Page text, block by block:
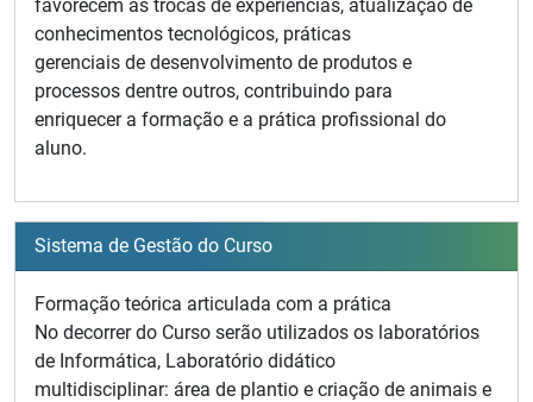
favorecem as trocas de experiências, atualização de
conhecimentos tecnológicos, práticas
gerenciais de desenvolvimento de produtos e
processos dentre outros, contribuindo para
enriquecer a formação e a prática profissional do
aluno.
Sistema de Gestão do Curso
Formação teórica articulada com a prática
No decorrer do Curso serão utilizados os laboratórios
de Informática, Laboratório didático
multidisciplinar: área de plantio e criação de animais e